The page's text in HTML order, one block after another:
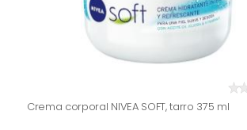
Crema corporal NIVEA SOFT, tarro 375 ml